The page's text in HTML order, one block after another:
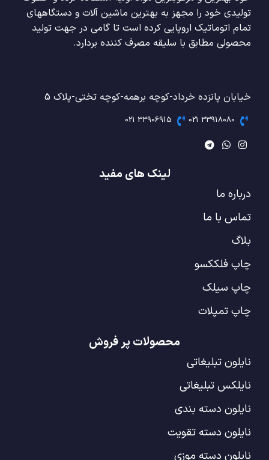
تولیدی خود را مجهز به بهترین ماشین آلات و دستگاههای
تمام اتوماتیک اروپایی کرده است تا گامی در جهت تولید
محصولی مطابق با سلیقه مصرف کننده بردارد.
خیابان پانزده خرداد-کوچه برهمه-کوچه تختی-پلاک 5
33918080 021
33906915 021
لینک های مفید
درباره ما
تماس با ما
بلاگ
چاپ فلککسو
چاپ سیلک
چاپ تمپلات
محصولات پر فروش
نایلون تبلیغاتی
نایلکس تبلیغاتی
نایلون دسته بندی
نایلون دسته تقویت
نایلون دسته موزی